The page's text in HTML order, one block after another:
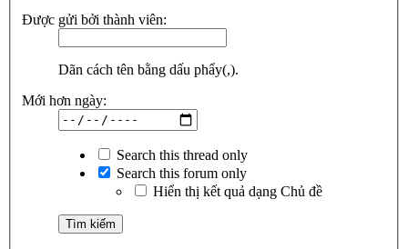
Được gửi bởi thành viên:
Dãn cách tên bằng dấu phẩy(,).
Mới hơn ngày:
Search this thread only
Search this forum only
Hiển thị kết quả dạng Chủ đề